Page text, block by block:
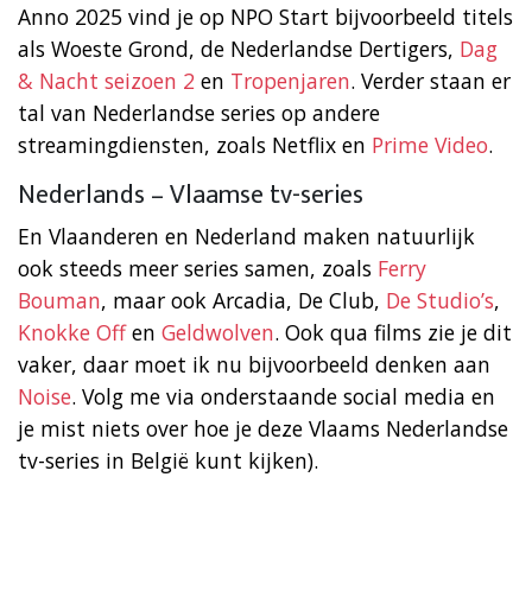
Anno 2025 vind je op NPO Start bijvoorbeeld titels
als Woeste Grond, de Nederlandse Dertigers, Dag
& Nacht seizoen 2 en Tropenjaren. Verder staan er
tal van Nederlandse series op andere
streamingdiensten, zoals Netflix en Prime Video.
Nederlands – Vlaamse tv-series
En Vlaanderen en Nederland maken natuurlijk
ook steeds meer series samen, zoals Ferry
Bouman, maar ook Arcadia, De Club, De Studio’s,
Knokke Offen Geldwolven. Ook qua films zie je dit
vaker, daar moet ik nu bijvoorbeeld denken aan
Noise. Volg me via onderstaande social media en
je mist niets over hoe je deze Vlaams Nederlandse
tv-series in België kunt kijken).